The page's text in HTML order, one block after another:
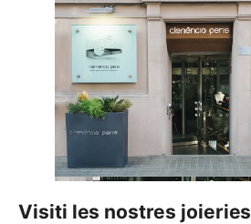
Visiti les nostres joieries